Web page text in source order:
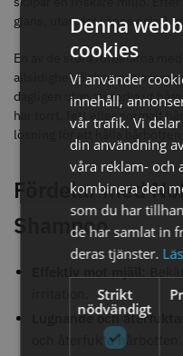
glans, utan det känns också
En av de stora fördelarna
allsidighet. Schampot passar
dagligen utan att torka ut
har torrt, fett eller normalt
lösning för att hålla
Fördelar med
Shampoo
Lugnande och
och återfukta hårbotten.
WAHL - Specialolja för skär 118
119.00 kr
Info Köp
Denna
cookies
Vi använder
innehåll,
vår trafik. Vi
din användning
våra reklam- och
kombinera den
som du har
de har samlat in
deras tjänster.
Strikt
nödvändigt